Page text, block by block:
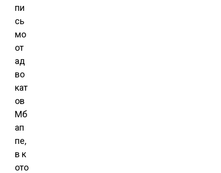
пи
сь
мо
от
ад
во
кат
ов
Мб
ап
пе,
в к
ото